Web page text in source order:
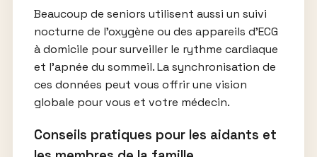
Beaucoup de seniors utilisent aussi un suivi
nocturne de l’oxygène ou des appareils d’ECG
à domicile pour surveiller le rythme cardiaque
et l’apnée du sommeil. La synchronisation de
ces données peut vous offrir une vision
globale pour vous et votre médecin.
Conseils pratiques pour les aidants et